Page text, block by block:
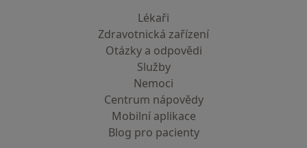
Lékaři
Zdravotnická zařízení
Otázky a odpovědi
Služby
Nemoci
Centrum nápovědy
Mobilní aplikace
Blog pro pacienty